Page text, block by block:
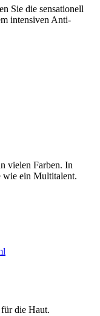
Sie die sensationell
intensiven Anti-
vielen Farben. In
ein Multitalent.
die Haut.